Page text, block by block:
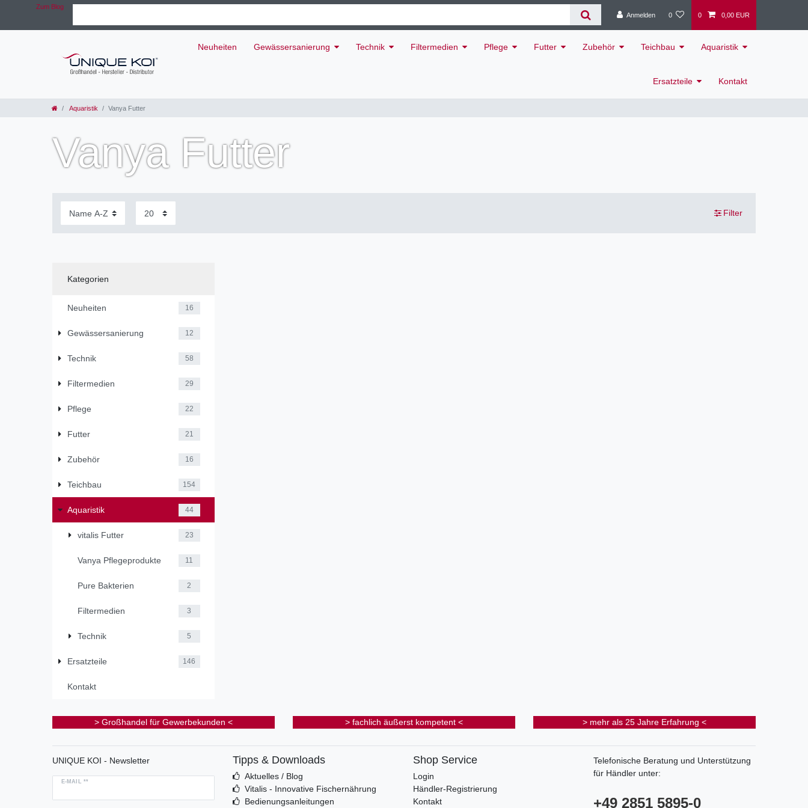
Zum Blog
Anmelden
0 0 0,00 EUR
Neuheiten Gewässersanierung Technik Filtermedien Pflege Futter Zubehör Teichbau Aquaristik
Ersatzteile Kontakt
Aquaristik Vanya Futter
Vanya Futter
Filter
Kategorien
Neuheiten 16
Gewässersanierung 12
Technik 58
Filtermedien 29
Pflege 22
Futter 21
Zubehör 16
Teichbau 154
Aquaristik 44
vitalis Futter 23
Vanya Pflegeprodukte 11
Pure Bakterien 2
Filtermedien 3
Technik 5
Ersatzteile 146
Kontakt
> Großhandel für Gewerbekunden < > fachlich äußerst kompetent < > mehr als 25 Jahre Erfahrung <
UNIQUE KOI - Newsletter
E-MAIL **
Tipps & Downloads
Aktuelles / Blog
Vitalis - Innovative Fischernährung
Bedienungsanleitungen
Shop Service
Login
Händler-Registrierung
Kontakt
Telefonische Beratung und Unterstützung
für Händler unter:
+49 2851 5895-0